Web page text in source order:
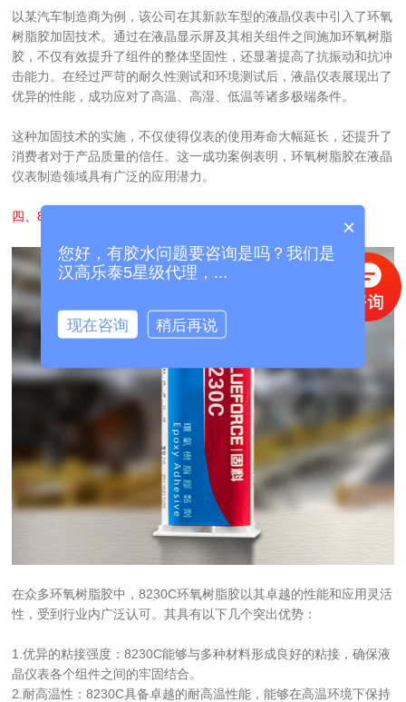
以某汽车制造商为例，该公司在其新款车型的液晶仪表中引入了环氧
树脂胶加固技术。通过在液晶显示屏及其相关组件之间施加环氧树脂
胶，不仅有效提升了组件的整体坚固性，还显著提高了抗振动和抗冲
击能力。在经过严苛的耐久性测试和环境测试后，液晶仪表展现出了
优异的性能，成功应对了高温、高湿、低温等诸多极端条件。
这种加固技术的实施，不仅使得仪表的使用寿命大幅延长，还提升了
消费者对于产品质量的信任。这一成功案例表明，环氧树脂胶在液晶
仪表制造领域具有广泛的应用潜力。
四、8230C环氧树脂胶
在众多环氧树脂胶中，8230C环氧树脂胶以其卓越的性能和应用灵活
性，受到行业内广泛认可。其具有以下几个突出优势：
1.优异的粘接强度：8230C能够与多种材料形成良好的粘接，确保液
晶仪表各个组件之间的牢固结合。
2.耐高温性：8230C具备卓越的耐高温性能，能够在高温环境下保持
×
您好，有胶水问题要咨询是吗？我们是
汉高乐泰5星级代理，...
现在咨询 稍后再说